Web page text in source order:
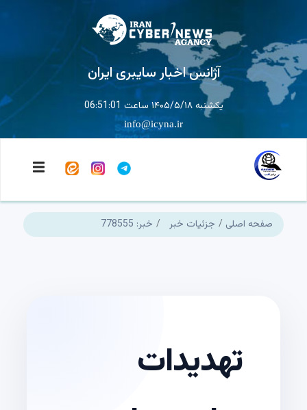
آژانس اخبار سایبری ایران
یکشنبه ۱۴۰۵/۵/۱۸ ساعت 06:51:01
info@icyna.ir
صفحه اصلی جزئیات خبر خبر: 778555
تهدیدات